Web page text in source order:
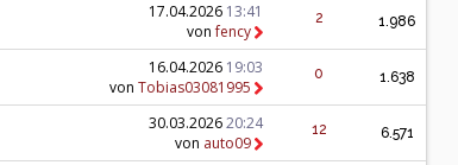
17.04.2026 13:41
vonfency
2 1.986
16.04.2026 19:03
von Tobias03081995
0 1.638
30.03.202620:24
von auto09
12 6.571